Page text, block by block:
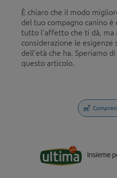
È chiaro che il modo
del tuo compagno canino
tutto l'affetto che ti dà, ma
considerazione le esigenze
dell'età che ha. Speriamo
questo articolo.